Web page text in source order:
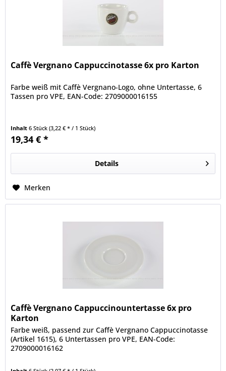
Caffè Vergnano Cappuccinotasse 6x pro Karton
Farbe weiß mit Caffè Vergnano-Logo, ohne Untertasse, 6
Tassen pro VPE, EAN-Code: 2709000016155
Inhalt6 Stück(3,22 € * / 1 Stück)
19,34 € *
Details
Merken
Caffè Vergnano Cappuccinountertasse 6x pro
Karton
Farbe weiß, passend zur Caffè Vergnano Cappuccinotasse
(Artikel 1615), 6 Untertassen pro VPE, EAN-Code:
2709000016162